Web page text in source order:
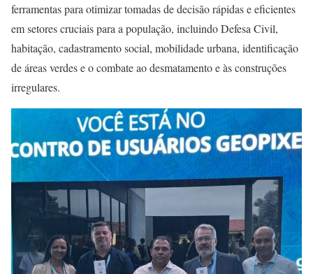
ferramentas para otimizar tomadas de decisão rápidas e eficientes
em setores cruciais para a população, incluindo Defesa Civil,
habitação, cadastramento social, mobilidade urbana, identificação
de áreas verdes e o combate ao desmatamento e às construções
irregulares.